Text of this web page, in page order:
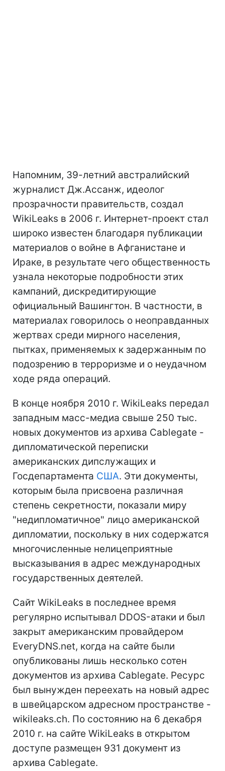
Напомним, 39-летний австралийский
журналист Дж.Ассанж, идеолог
прозрачности правительств, создал
WikiLeaks в 2006 г. Интернет-проект стал
широко известен благодаря публикации
материалов о войне в Афганистане и
Ираке, в результате чего общественность
узнала некоторые подробности этих
кампаний, дискредитирующие
официальный Вашингтон. В частности, в
материалах говорилось о неоправданных
жертвах среди мирного населения,
пытках, применяемых к задержанным по
подозрению в терроризме и о неудачном
ходе ряда операций.
В конце ноября 2010 г. WikiLeaks передал
западным масс-медиа свыше 250 тыс.
новых документов из архива Cablegate -
дипломатической переписки
американских дипслужащих и
Госдепартамента США. Эти документы,
которым была присвоена различная
степень секретности, показали миру
"недипломатичное" лицо американской
дипломатии, поскольку в них содержатся
многочисленные нелицеприятные
высказывания в адрес международных
государственных деятелей.
Сайт WikiLeaks в последнее время
регулярно испытывал DDOS-атаки и был
закрыт американским провайдером
EveryDNS.net, когда на сайте были
опубликованы лишь несколько сотен
документов из архива Cablegate. Ресурс
был вынужден переехать на новый адрес
в швейцарском адресном пространстве -
wikileaks.ch. По состоянию на 6 декабря
2010 г. на сайте WikiLeaks в открытом
доступе размещен 931 документ из
архива Cablegate.